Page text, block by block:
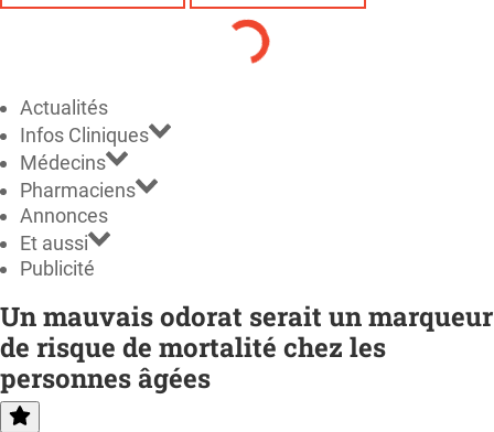
Actualités
Infos Cliniques
Médecins
Pharmaciens
Annonces
Et aussi
Publicité
Un mauvais odorat serait un marqueur
de risque de mortalité chez les
personnes âgées